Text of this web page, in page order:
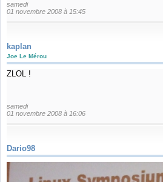
samedi
01 novembre 2008 à 15:45
kaplan
Joe Le Mérou
ZLOL !
samedi
01 novembre 2008 à 16:06
Dario98